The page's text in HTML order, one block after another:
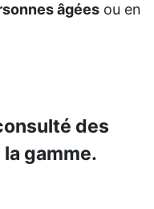
âgées ou en
des
gamme.